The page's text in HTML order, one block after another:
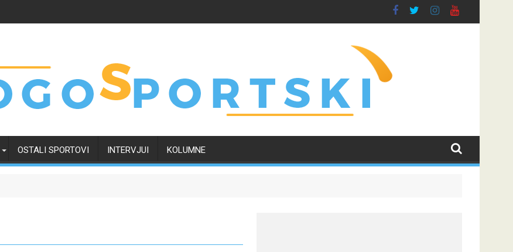
OSTALI SPORTOVI INTERVJUI KOLUMNE